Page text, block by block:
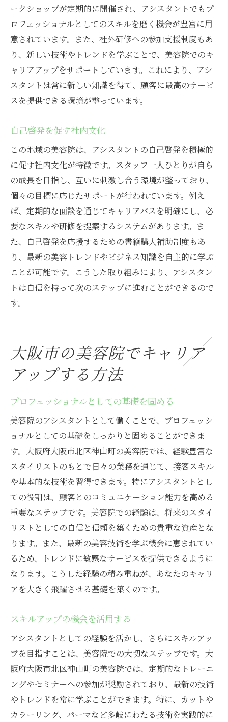
ークショップが定期的に開催され、アシスタントでもプ
ロフェッショナルとしてのスキルを磨く機会が豊富に用
意されています。また、社外研修への参加支援制度もあ
り、新しい技術やトレンドを学ぶことで、美容院でのキ
ャリアアップをサポートしています。これにより、アシ
スタントは常に新しい知識を得て、顧客に最高のサービ
スを提供できる環境が整っています。
自己啓発を促す社内文化
この地域の美容院は、アシスタントの自己啓発を積極的
に促す社内文化が特徴です。スタッフ一人ひとりが自ら
の成長を目指し、互いに刺激し合う環境が整っており、
個々の目標に応じたサポートが行われています。例え
ば、定期的な面談を通じてキャリアパスを明確にし、必
要なスキルや研修を提案するシステムがあります。ま
た、自己啓発を応援するための書籍購入補助制度もあ
り、最新の美容トレンドやビジネス知識を自主的に学ぶ
ことが可能です。こうした取り組みにより、アシスタン
トは自信を持って次のステップに進むことができるので
す。
大阪市の美容院でキャリア
アップする方法
プロフェッショナルとしての基礎を固める
美容院のアシスタントとして働くことで、プロフェッシ
ョナルとしての基礎をしっかりと固めることができま
す。大阪府大阪市北区神山町の美容院では、経験豊富な
スタイリストのもとで日々の業務を通じて、接客スキル
や基本的な技術を習得できます。特にアシスタントとし
ての役割は、顧客とのコミュニケーション能力を高める
重要なステップです。美容院での経験は、将来のスタイ
リストとしての自信と信頼を築くための貴重な資産とな
ります。また、最新の美容技術を学ぶ機会に恵まれてい
るため、トレンドに敏感なサービスを提供できるように
なります。こうした経験の積み重ねが、あなたのキャリ
アを大きく飛躍させる基礎を築くのです。
スキルアップの機会を活用する
アシスタントとしての経験を活かし、さらにスキルアッ
プを目指すことは、美容院での大切なステップです。大
阪府大阪市北区神山町の美容院では、定期的なトレーニ
ングやセミナーへの参加が奨励されており、最新の技術
やトレンドを常に学ぶことができます。特に、カットや
カラーリング、パーマなど多岐にわたる技術を実践的に